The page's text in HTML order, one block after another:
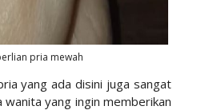
pria mewah
yang ada disini juga sangat
wanita yang ingin memberikan